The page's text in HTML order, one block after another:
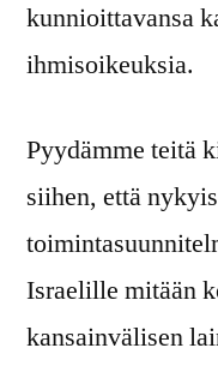
kunnioittavansa
ihmisoikeuksia.
Pyydämme teitä
siihen, että
Israelille mitään
kansainvälisen